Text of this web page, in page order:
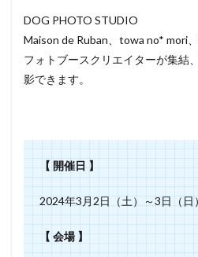
DOG PHOTO STUDIO
Maison de Ruban、towa no* mori
フォトブースクリエイターが集結
影できます。
【 開催日 】
2024年3月2日（土）～3日（日
【 会場 】